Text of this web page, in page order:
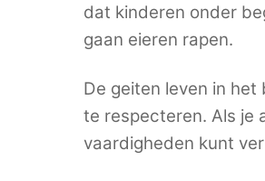
dat kinderen onder
gaan eieren rapen.
De geiten leven in
te respecteren. Als je
vaardigheden kunt